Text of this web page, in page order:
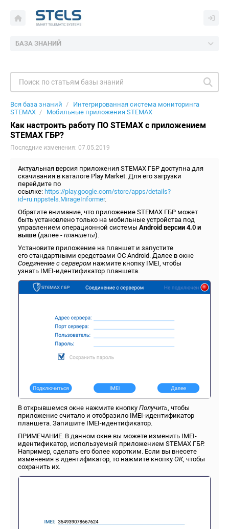
БАЗА ЗНАНИЙ
Вся база знаний
Интегрированная система мониторинга
STEMAX
Мобильные приложения STEMAX
Как настроить работу ПО STEMAX с приложением
STEMAX ГБР?
Последние изменения: 07.05.2019
Актуальная версия приложения STEMAX ГБР доступна для
скачивания в каталоге Play Market. Для его загрузки
перейдите по
ссылке: https://play.google.com/store/apps/details?
id=ru.nppstels.MirageInformer.
Обратите внимание, что приложение STEMAX ГБР может
быть установлено только на мобильные устройства под
управлением операционной системы Android версии 4.0 и
выше (далее - планшеты).
Установите приложение на планшет и запустите
его стандартными средствами ОС Android. Далее в окне
Соединение с сервером нажмите кнопку IMEI, чтобы
узнать IMEI-идентификатор планшета.
В открывшемся окне нажмите кнопку Получить, чтобы
приложение считало и отобразило IMEI-идентификатор
планшета. Запишите IMEI-идентификатор.
ПРИМЕЧАНИЕ. В данном окне вы можете изменить IMEI-
идентификатор, используемый приложением STEMAX ГБР.
Например, сделать его более коротким. Если вы внесете
изменения в идентификатор, то нажмите кнопку ОК, чтобы
сохранить их.